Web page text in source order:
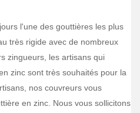
l'une des gouttières les plus
très rigide avec de nombreux
zingueurs, les artisans qui
zinc sont très souhaités pour la
nos couvreurs vous
en zinc. Nous vous sollicitons